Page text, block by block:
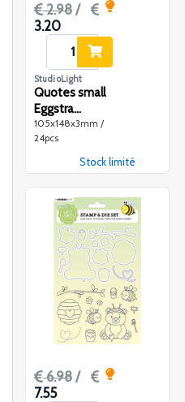
2.98 /
3.20
StudioLight
Quotes small
Eggstra
special Sweet
Stories nr.215
105x148x3mm /
24pcs
Stock limité
6.98 /
7.55